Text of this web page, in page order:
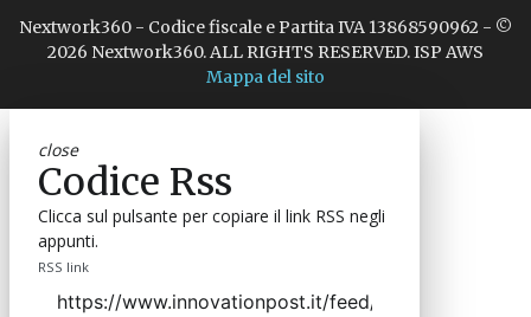
Nextwork360 - Codice fiscale e Partita IVA 13868590962 - ©
2026 Nextwork360. ALL RIGHTS RESERVED. ISP AWS
Mappa del sito
close
Codice Rss
Clicca sul pulsante per copiare il link RSS negli
appunti.
RSS link